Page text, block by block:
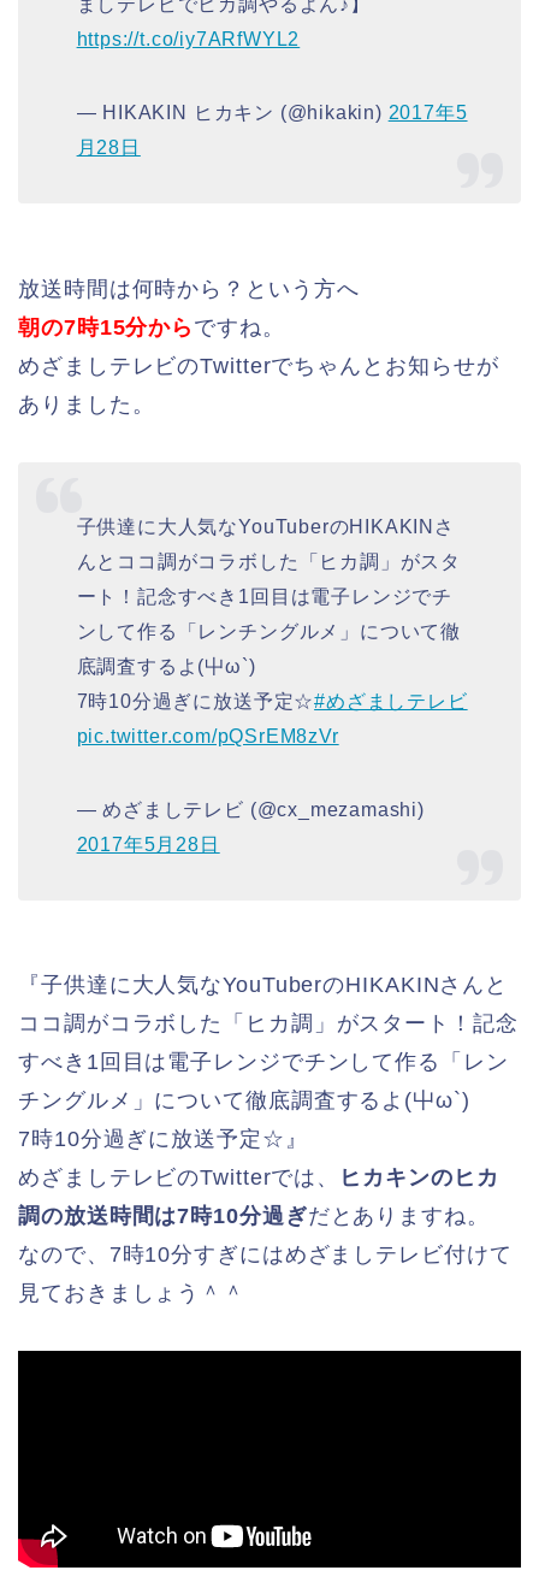
https://t.co/iy7ARfWYL2
— HIKAKIN ヒカキン (@hikakin) 2017年5
月28日
放送時間は何時から？という方へ
朝の7時15分から ですね。
めざましテレビのTwitterでちゃんとお知らせが
ありました。
子供達に大人気なYouTuberのHIKAKINさ
んとココ調がコラボした「ヒカ調」がスタ
ート！記念すべき1回目は電子レンジでチ
ンして作る「レンチングルメ」について徹
底調査するよ(屮ω`)
7時10分過ぎに放送予定☆#めざましテレビ
pic.twitter.com/pQSrEM8zVr
— めざましテレビ (@cx_mezamashi)
2017年5月28日
『子供達に大人気なYouTuberのHIKAKINさんと
ココ調がコラボした「ヒカ調」がスタート！記念
すべき1回目は電子レンジでチンして作る「レン
チングルメ」について徹底調査するよ(屮ω`)
7時10分過ぎに放送予定☆』
めざましテレビのTwitterでは、
ヒカキンのヒカ
調の放送時間は7時10分過ぎだとありますね。
なので、7時10分すぎにはめざましテレビ付けて
見ておきましょう＾＾